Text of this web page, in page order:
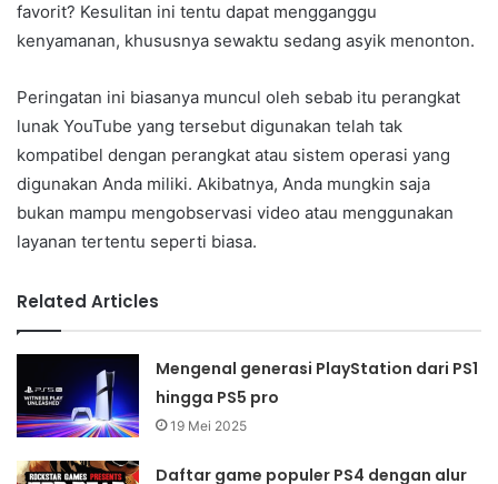
favorit? Kesulitan ini tentu dapat mengganggu
kenyamanan, khususnya sewaktu sedang asyik menonton.
Peringatan ini biasanya muncul oleh sebab itu perangkat
lunak YouTube yang tersebut digunakan telah tak
kompatibel dengan perangkat atau sistem operasi yang
digunakan Anda miliki. Akibatnya, Anda mungkin saja
bukan mampu mengobservasi video atau menggunakan
layanan tertentu seperti biasa.
Related Articles
Mengenal generasi PlayStation dari PS1
hingga PS5 pro
19 Mei 2025
Daftar game populer PS4 dengan alur